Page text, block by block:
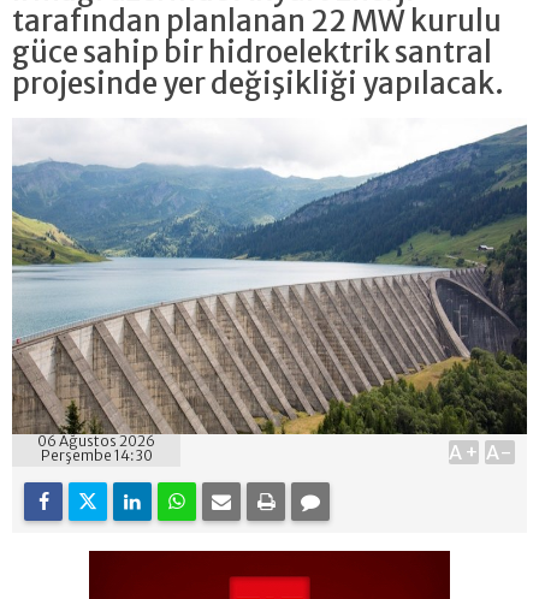
tarafından planlanan 22 MW kurulu
güce sahip bir hidroelektrik santral
projesinde yer değişikliği yapılacak.
06 Ağustos 2026
Perşembe 14:30
A+ A-